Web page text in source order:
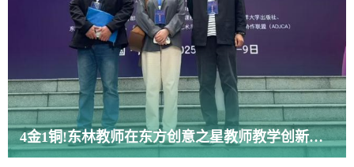
4金1铜!东林教师在东方创意之星教师教学创新大赛再创佳绩！